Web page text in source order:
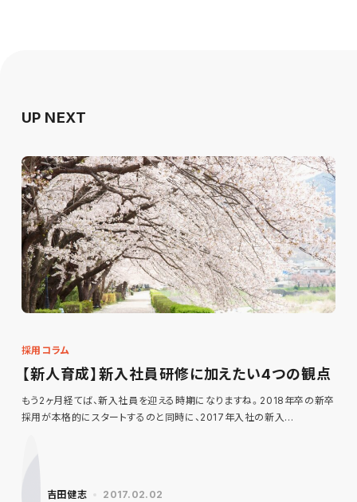
UP NEXT
採用コラム
【新人育成】新入社員研修に加えたい4つの観点
もう2ヶ月経てば、新入社員を迎える時期になりますね。2018年卒の新卒
採用が本格的にスタートするのと同時に、2017年入社の新入…
吉田健志 2017.02.02